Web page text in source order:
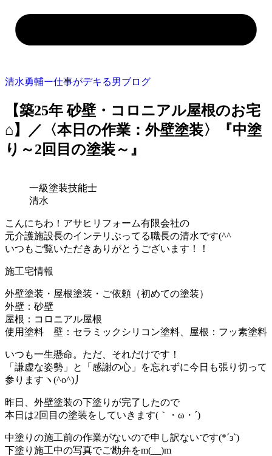
清水勇輔ー仕事がデキる男ブログ
【築25年 砂壁・コロニアル屋根のお宅
⌂】／〈本日の作業：外壁塗装〉『中塗
り～2回目の塗装～』
一級塗装技能士
清水
こんにちわ！アサヒリフォーム有限会社の
元介護施設長のインテリぶってる職長の清水です(^^ゞ
いつもご覧いただきありがとうございます！！
施工宅情報
外壁塗装・屋根塗装・ご依頼（初めての塗装）
外壁：砂壁
屋根：コロニアル屋根
使用塗料 壁：セラミックシリコン塗料、屋根：フッ素塗料
いつも一生懸命。ただ、それだけです！
「謙虚な姿勢」と「感謝の心」を忘れずに今日も張り切って
参りますヽ(^o^)丿
昨日、外壁塗装の下塗りが完了したので
本日は2回目の塗装をしていきます(｀・ω・´)ゞ
中塗りの施工前の作業がないので申し訳ないです(*´з`)
下塗り施工中の写真でご勘弁をm(__)m